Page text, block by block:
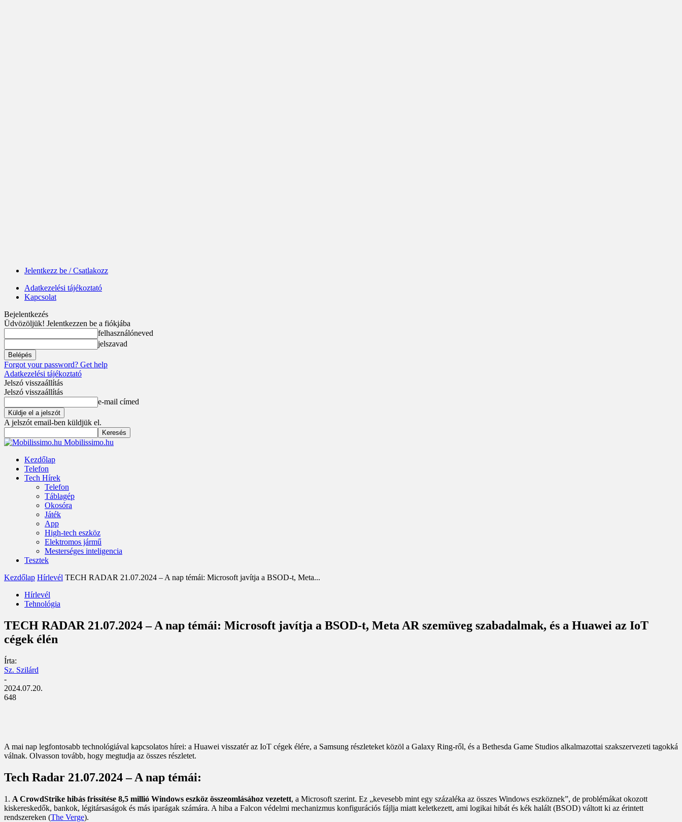
Jelentkezz be / Csatlakozz
Adatkezelési tájékoztató
Kapcsolat
Bejelentkezés
Üdvözöljük! Jelentkezzen be a fiókjába
felhasználóneved
jelszavad
Forgot your password? Get help
Adatkezelési tájékoztató
Jelszó visszaállítás
Jelszó visszaállítás
e-mail címed
A jelszót email-ben küldjük el.
Mobilissimo.hu
Kezdőlap
Telefon
Tech Hírek
Telefon
Táblagép
Okosóra
Játék
App
High-tech eszköz
Elektromos jármű
Mesterséges inteligencia
Tesztek
Kezdőlap Hírlevél TECH RADAR 21.07.2024 – A nap témái: Microsoft javítja a BSOD-t, Meta...
Hírlevél
Tehnológia
TECH RADAR 21.07.2024 – A nap témái: Microsoft javítja a BSOD-t, Meta AR szemüveg szabadalmak, és a Huawei az IoT
cégek élén
Írta:
Sz. Szilárd
-
2024.07.20.
648
A mai nap legfontosabb technológiával kapcsolatos hírei: a Huawei visszatér az IoT cégek élére, a Samsung részleteket közöl a Galaxy Ring-ről, és a Bethesda Game Studios alkalmazottai szakszervezeti tagokká
válnak. Olvasson tovább, hogy megtudja az összes részletet.
Tech Radar 21.07.2024 – A nap témái:
1. A CrowdStrike hibás frissítése 8,5 millió Windows eszköz összeomlásához vezetett, a Microsoft szerint. Ez „kevesebb mint egy százaléka az összes Windows eszköznek”, de problémákat okozott
kiskereskedők, bankok, légitársaságok és más iparágak számára. A hiba a Falcon védelmi mechanizmus konfigurációs fájlja miatt keletkezett, ami logikai hibát és kék halált (BSOD) váltott ki az érintett
rendszereken (The Verge).